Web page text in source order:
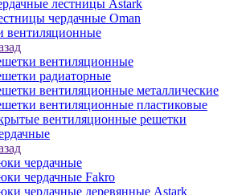
лестницы Astark
чердачные Oman
вентиляционные
вентиляционные
радиаторные
вентиляционные металлические
вентиляционные пластиковые
вентиляционные решетки
чердачные
чердачные Fakro
чердачные деревянные Astark